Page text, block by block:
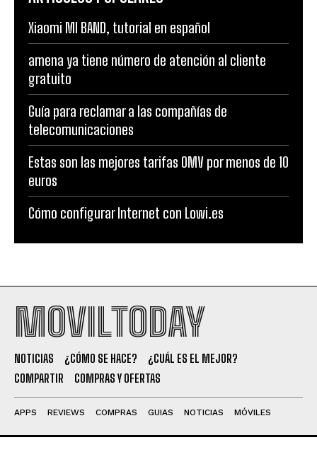
Xiaomi MI BAND, tutorial en español
amena ya tiene número de atención al cliente
gratuito
Guía para reclamar a las compañías de
telecomunicaciones
Estas son las mejores tarifas OMV por menos de 10
euros
Cómo configurar Internet con Lowi.es
MOVILTODAY
NOTICIAS ¿CÓMO SE HACE?
¿CUÁL ES EL MEJOR?
COMPARTIR
COMPRAS Y OFERTAS
APPS REVIEWS COMPRAS GUIAS NOTICIAS MÓVILES